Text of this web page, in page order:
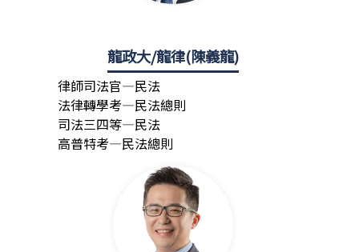
龍政大/龍律(陳義龍)
律師司法官—民法
法律轉學考—民法總則
司法三四等—民法
高普特考—民法總則